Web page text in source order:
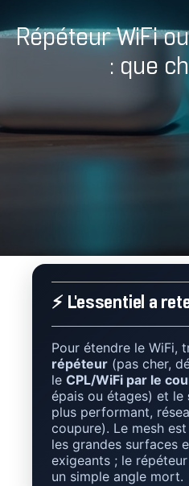
Répéteur WiFi
: que
⚡ L'essentiel a
Pour étendre le WiFi,
répéteur (pas cher,
le CPL/WiFi par le
épais ou étages) et le
plus performant,
coupure). Le mesh
les grandes surfaces
exigeants ; le
un simple angle mort.